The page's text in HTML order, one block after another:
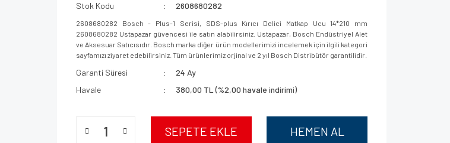
Stok Kodu
2608680282
2608680282 Bosch - Plus-1 Serisi, SDS-plus Kırıcı Delici Matkap Ucu 14*210 mm
2608680282 Ustapazar güvencesi ile satın alabilirsiniz. Ustapazar, Bosch Endüstriyel Alet
ve Aksesuar Satıcısıdır. Bosch marka diğer ürün modellerimizi incelemek için ilgili kategori
sayfamızı ziyaret edebilirsiniz. Tüm ürünlerimiz orjinal ve 2 yıl Bosch Distribütör garantilidir.
Garanti Süresi
24 Ay
Havale
380,00 TL (%2,00 havale indirimi)
SEPETE EKLE HEMEN AL